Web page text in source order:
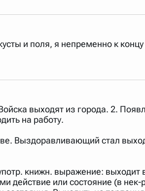
и поля, я непременно к концу
выходят из города. 2.
на работу.
Выздоравливающий стал
книжн. выражение: выходит
действие или состояние (в нек-